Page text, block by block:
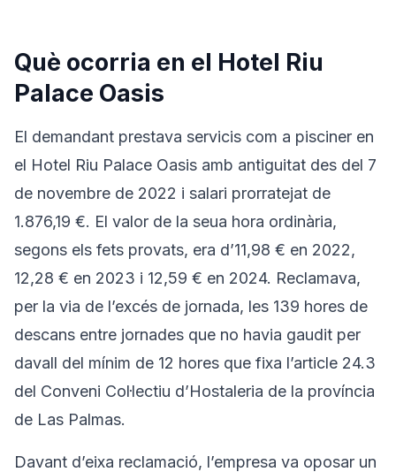
Què ocorria en el Hotel Riu
Palace Oasis
El demandant prestava servicis com a pisciner en
el Hotel Riu Palace Oasis amb antiguitat des del 7
de novembre de 2022 i salari prorratejat de
1.876,19 €. El valor de la seua hora ordinària,
segons els fets provats, era d’11,98 € en 2022,
12,28 € en 2023 i 12,59 € en 2024. Reclamava,
per la via de l’excés de jornada, les 139 hores de
descans entre jornades que no havia gaudit per
davall del mínim de 12 hores que fixa l’article 24.3
del Conveni Col·lectiu d’Hostaleria de la província
de Las Palmas.
Davant d’eixa reclamació, l’empresa va oposar un